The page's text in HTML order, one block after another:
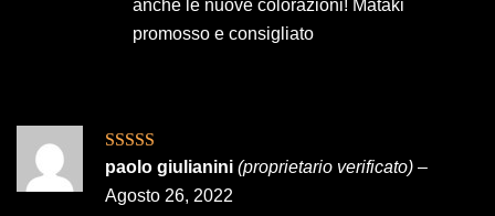
anche le nuove colorazioni! Mataki
promosso e consigliato
Valutato5su
5
paolo giulianini (proprietario verificato) –
Agosto 26, 2022